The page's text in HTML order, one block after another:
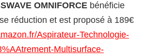
OMNIFORCE bénéficie
réduction et est proposé à 189€
Aspirateur-Technologie-
Multisurface-